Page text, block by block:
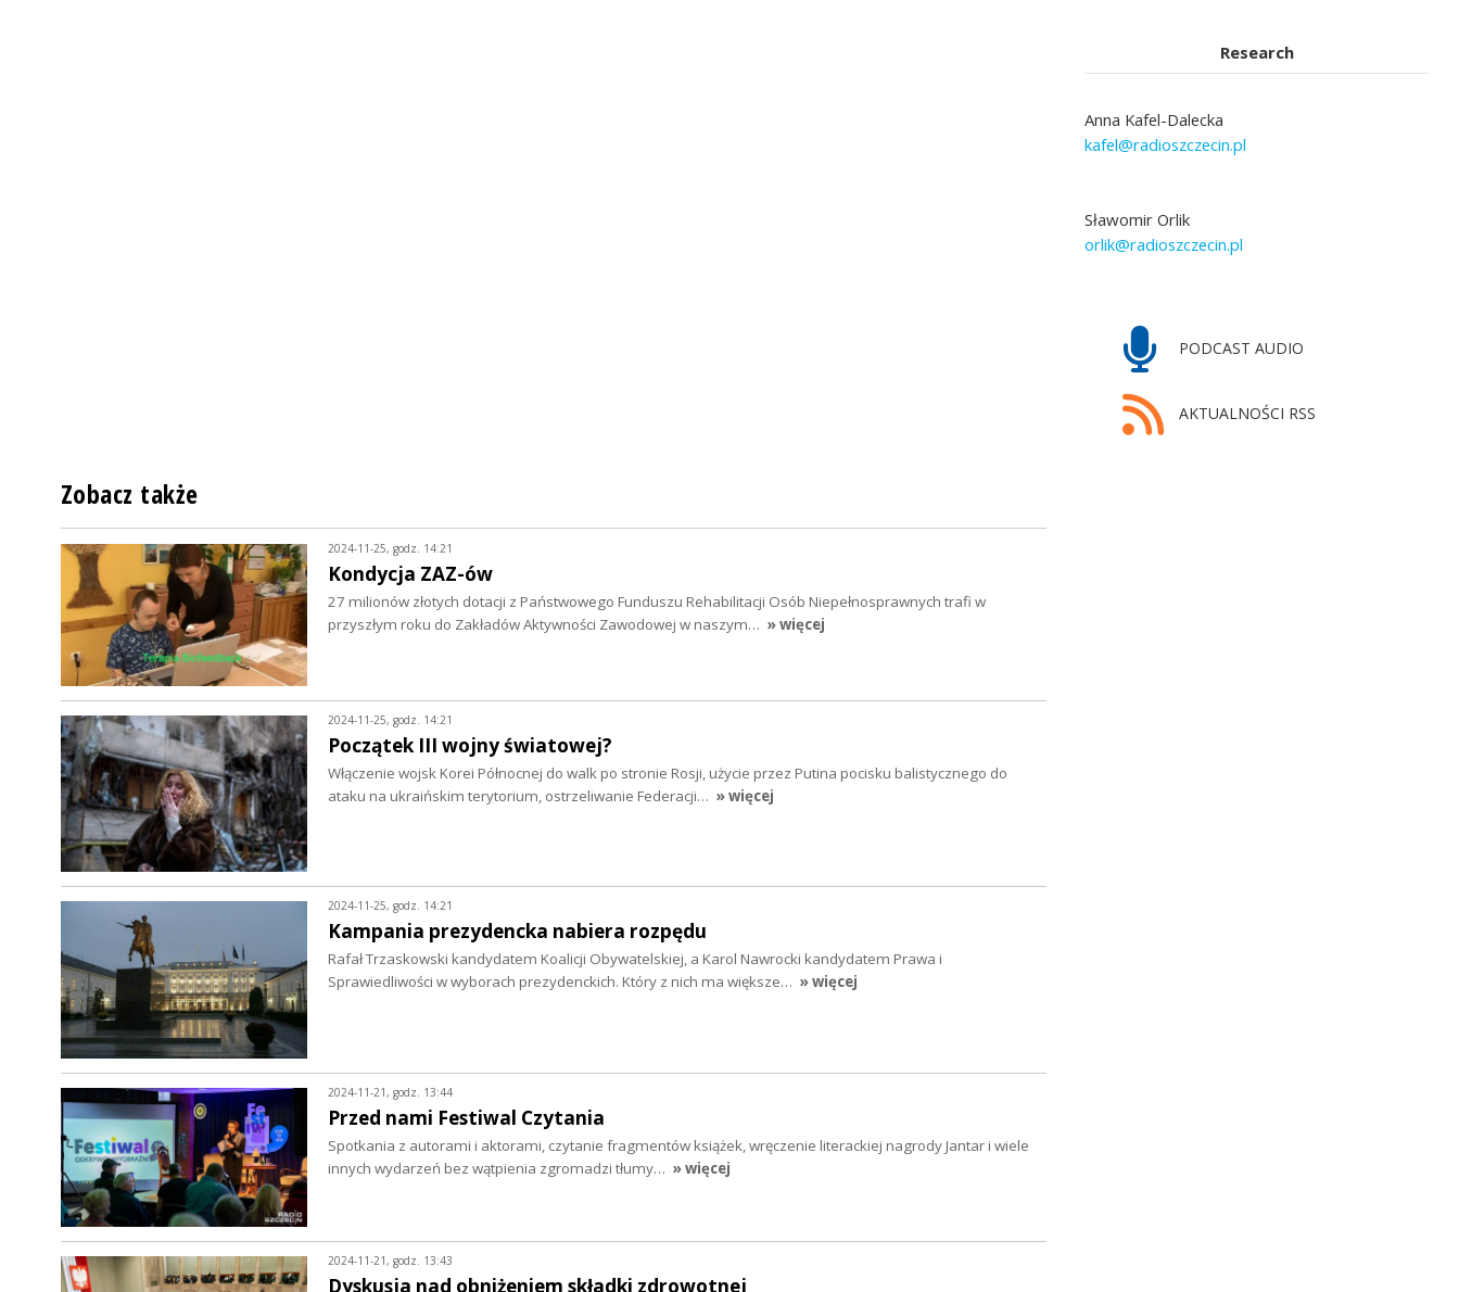
Research
Anna Kafel-Dalecka
kafel@radioszczecin.pl
Sławomir Orlik
orlik@radioszczecin.pl
PODCAST AUDIO
AKTUALNOŚCI RSS
Zobacz także
2024-11-25, godz. 14:21
Kondycja ZAZ-ów
27 milionów złotych dotacji z Państwowego Funduszu Rehabilitacji Osób Niepełnosprawnych trafi w
przyszłym roku do Zakładów Aktywności Zawodowej w naszym… » więcej
2024-11-25, godz. 14:21
Początek III wojny światowej?
Włączenie wojsk Korei Północnej do walk po stronie Rosji, użycie przez Putina pocisku balistycznego do
ataku na ukraińskim terytorium, ostrzeliwanie Federacji… » więcej
2024-11-25, godz. 14:21
Kampania prezydencka nabiera rozpędu
Rafał Trzaskowski kandydatem Koalicji Obywatelskiej, a Karol Nawrocki kandydatem Prawa i
Sprawiedliwości w wyborach prezydenckich. Który z nich ma większe… » więcej
2024-11-21, godz. 13:44
Przed nami Festiwal Czytania
Spotkania z autorami i aktorami, czytanie fragmentów książek, wręczenie literackiej nagrody Jantar i wiele
innych wydarzeń bez wątpienia zgromadzi tłumy… » więcej
2024-11-21, godz. 13:43
Dyskusja nad obniżeniem składki zdrowotnej